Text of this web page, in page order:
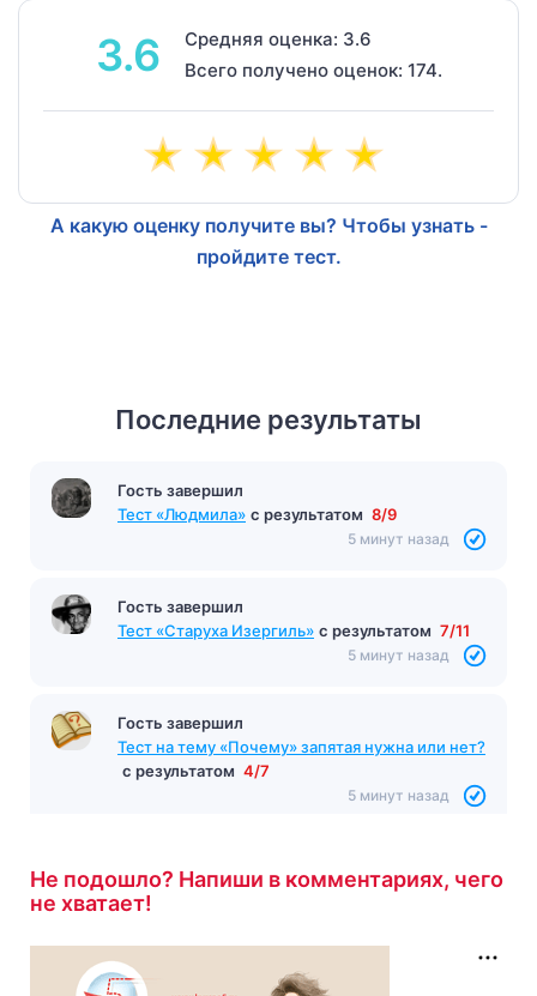
3.6
Средняя оценка: 3.6
Всего получено оценок: 174.
А какую оценку получите вы? Чтобы узнать -
пройдите тест.
Последние результаты
Гость завершил
Тест «Людмила» с результатом 8/9
5 минут назад
Гость завершил
Тест «Старуха Изергиль» с результатом 7/11
5 минут назад
Гость завершил
Тест на тему «Почему» запятая нужна или нет?
с результатом 4/7
5 минут назад
Не подошло? Напиши в комментариях, чего
не хватает!